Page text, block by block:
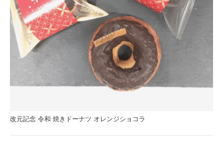
改元記念 令和 焼きドーナツ オレンジショコラ